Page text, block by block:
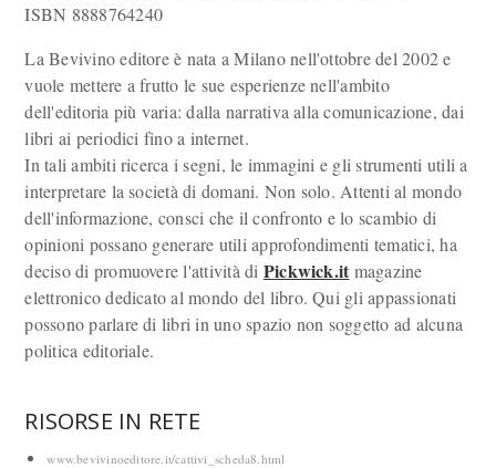
ISBN 8888764240
La Bevivino editore è nata a Milano nell'ottobre del 2002 e
vuole mettere a frutto le sue esperienze nell'ambito
dell'editoria più varia: dalla narrativa alla comunicazione, dai
libri ai periodici fino a internet.
In tali ambiti ricerca i segni, le immagini e gli strumenti utili a
interpretare la società di domani. Non solo. Attenti al mondo
dell'informazione, consci che il confronto e lo scambio di
opinioni possano generare utili approfondimenti tematici, ha
deciso di promuovere l'attività di Pickwick.it magazine
elettronico dedicato al mondo del libro. Qui gli appassionati
possono parlare di libri in uno spazio non soggetto ad alcuna
politica editoriale.
RISORSE IN RETE
www.bevivinoeditore.it/cattivi_scheda8.html